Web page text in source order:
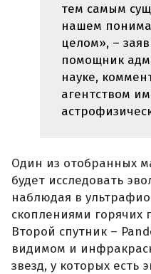
тем самым
нашем
целом», –
помощник
науке,
агентством
Один из отобранных
будет исследовать
наблюдая в
скоплениями горячих
Второй спутник –
видимом и
звезд, у которых есть